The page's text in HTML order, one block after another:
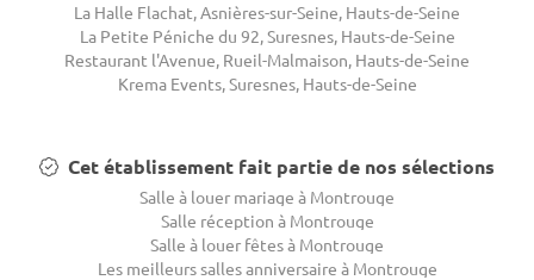
La Halle Flachat, Asnières-sur-Seine, Hauts-de-Seine
La Petite Péniche du 92, Suresnes, Hauts-de-Seine
Restaurant l'Avenue, Rueil-Malmaison, Hauts-de-Seine
Krema Events, Suresnes, Hauts-de-Seine
Cet établissement fait partie de nos sélections
Salle à louer mariage à Montrouge
Salle réception à Montrouge
Salle à louer fêtes à Montrouge
Les meilleurs salles anniversaire à Montrouge